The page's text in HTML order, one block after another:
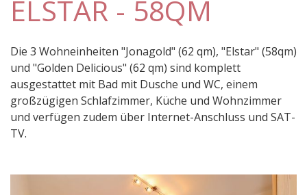
ELSTAR - 58QM
Die 3 Wohneinheiten "Jonagold" (62 qm), "Elstar" (58qm)
und "Golden Delicious" (62 qm) sind komplett
ausgestattet mit Bad mit Dusche und WC, einem
großzügigen Schlafzimmer, Küche und Wohnzimmer
und verfügen zudem über Internet-Anschluss und SAT-
TV.